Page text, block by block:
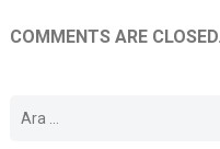
COMMENTS ARE CLOSED.